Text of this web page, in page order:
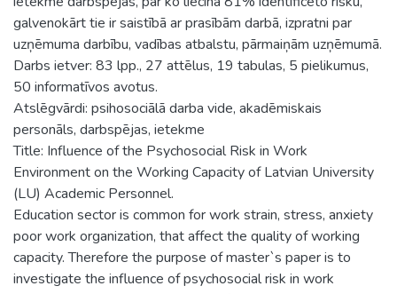
galvenokārt tie ir saistībā ar prasībām darbā, izpratni par
uzņēmuma darbību, vadības atbalstu, pārmaiņām uzņēmumā.
Darbs ietver: 83 lpp., 27 attēlus, 19 tabulas, 5 pielikumus,
50 informatīvos avotus.
Atslēgvārdi: psihosociālā darba vide, akadēmiskais
personāls, darbspējas, ietekme
Title: Influence of the Psychosocial Risk in Work
Environment on the Working Capacity of Latvian University
(LU) Academic Personnel.
Education sector is common for work strain, stress, anxiety
poor work organization, that affect the quality of working
capacity. Therefore the purpose of master`s paper is to
investigate the influence of psychosocial risk in work